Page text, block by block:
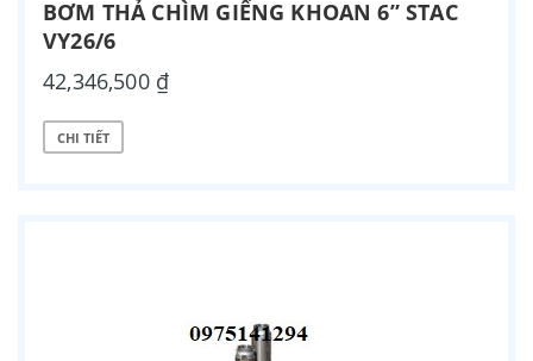
BƠM THẢ CHÌM GIẾNG KHOAN 6” STAC
VY26/6
42,346,500 ₫
CHI TIẾT